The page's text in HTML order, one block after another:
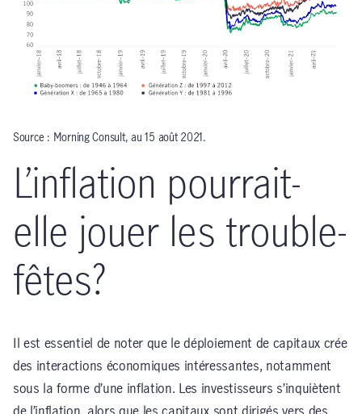
Source : Morning Consult, au 15 août 2021.
L’inflation pourrait-
elle jouer les trouble-
fêtes?
Il est essentiel de noter que le déploiement de capitaux crée
des interactions économiques intéressantes, notamment
sous la forme d’une inflation. Les investisseurs s’inquiètent
de l’inflation, alors que les capitaux sont dirigés vers des